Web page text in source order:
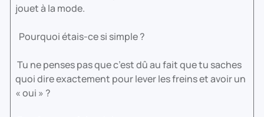
jouet à la mode.
Pourquoi étais-ce si simple ?
Tu ne penses pas que c’est dû au fait que tu saches
quoi dire exactement pour lever les freins et avoir un
« oui » ?